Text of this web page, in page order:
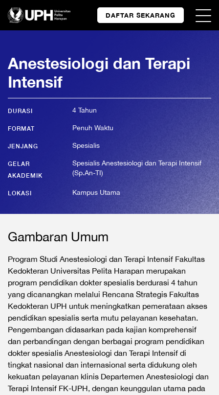
DAFTAR SEKARANG
Anestesiologi dan Terapi
Intensif
DURASI 4 Tahun
FORMAT Penuh Waktu
JENJANG Spesialis
GELAR
AKADEMIK
Spesialis Anestesiologi dan Terapi Intensif
(Sp.An-TI)
LOKASI Kampus Utama
Gambaran Umum
Program Studi Anestesiologi dan Terapi Intensif Fakultas
Kedokteran Universitas Pelita Harapan merupakan
program pendidikan dokter spesialis berdurasi 4 tahun
yang dicanangkan melalui Rencana Strategis Fakultas
Kedokteran UPH untuk meningkatkan pemerataan akses
pendidikan spesialis serta mutu pelayanan kesehatan.
Pengembangan didasarkan pada kajian komprehensif
dan perbandingan dengan berbagai program pendidikan
dokter spesialis Anestesiologi dan Terapi Intensif di
tingkat nasional dan internasional serta didukung oleh
kekuatan pelayanan klinis Departemen Anestesiologi dan
Terapi Intensif FK-UPH, dengan keunggulan utama pada